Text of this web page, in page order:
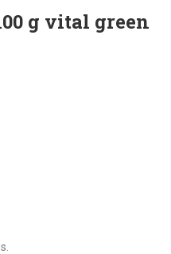
g vital green